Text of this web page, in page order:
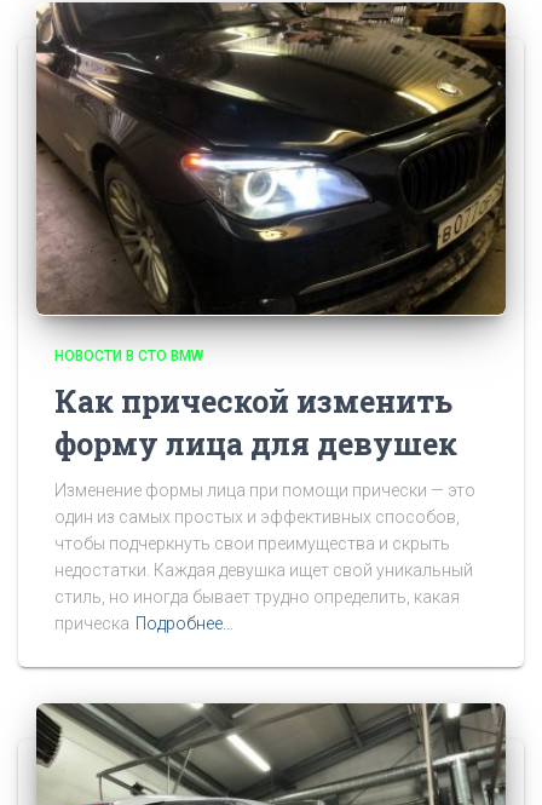
НОВОСТИ В СТО BMW
Как прической изменить
форму лица для девушек
Изменение формы лица при помощи прически — это
один из самых простых и эффективных способов,
чтобы подчеркнуть свои преимущества и скрыть
недостатки. Каждая девушка ищет свой уникальный
стиль, но иногда бывает трудно определить, какая
прическа Подробнее…